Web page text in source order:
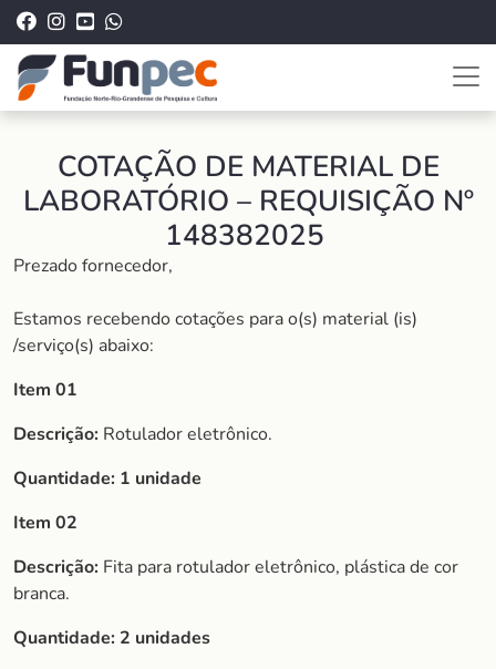
COTAÇÃO DE MATERIAL DE
LABORATÓRIO – REQUISIÇÃO Nº
148382025
Prezado fornecedor,
Estamos recebendo cotações para o(s) material (is)
/serviço(s) abaixo:
Item 01
Descrição: Rotulador eletrônico.
Quantidade: 1 unidade
Item 02
Descrição: Fita para rotulador eletrônico, plástica de cor
branca.
Quantidade: 2 unidades